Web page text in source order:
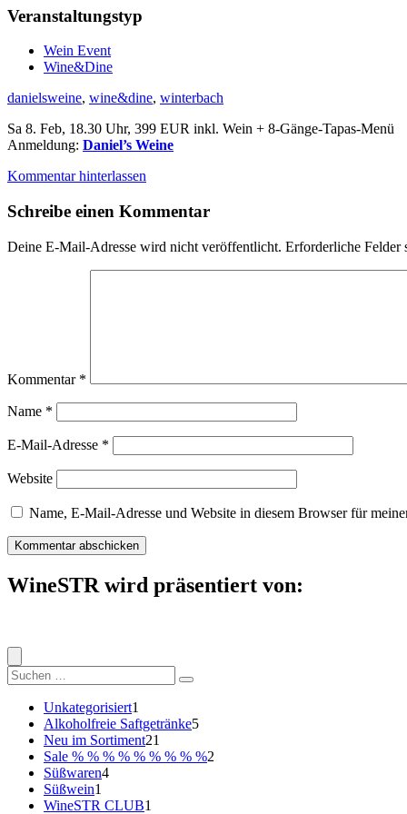
Veranstaltungstyp
Wein Event
Wine&Dine
danielsweine, wine&dine, winterbach
Sa 8. Feb, 18.30 Uhr, 399 EUR inkl. Wein + 8-Gänge-Tapas-Menü
Anmeldung: Daniel’s Weine
Kommentar hinterlassen
Schreibe einen Kommentar
Deine E-Mail-Adresse wird nicht veröffentlicht. Erforderliche Felder
Kommentar *
Name *
E-Mail-Adresse *
Website
Name, E-Mail-Adresse und Website in diesem Browser für
WineSTR wird präsentiert von:
Suche
nach:
Unkategorisiert1
Produkt
Alkoholfreie Saftgetränke55
Neu im Sortiment21
Produkte
Sale % % % % % % % % %2
Süßwaren44
Süßwein1
Produkt
WineSTR CLUB1